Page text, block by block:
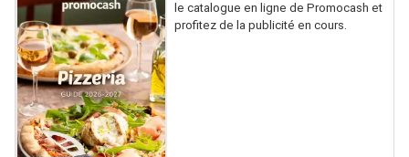
le catalogue en ligne de Promocash et
profitez de la publicité en cours.